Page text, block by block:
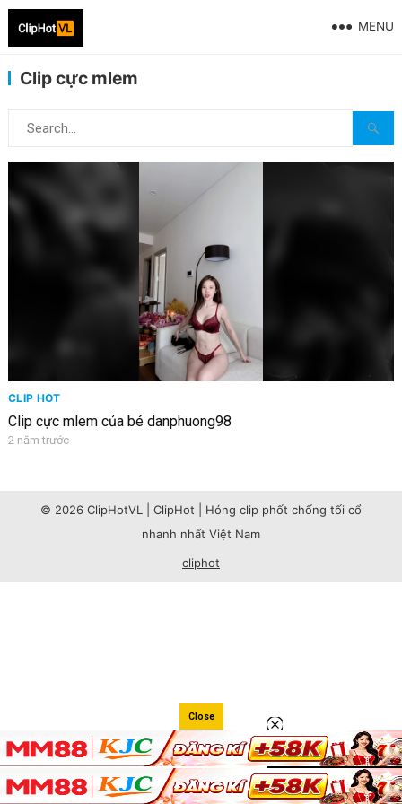
MENU
Clip cực mlem
CLIP HOT
Clip cực mlem của bé danphuong98
2 năm trước
© 2026 ClipHotVL | ClipHot | Hóng clip phốt chống tối cổ
nhanh nhất Việt Nam
cliphot
Close